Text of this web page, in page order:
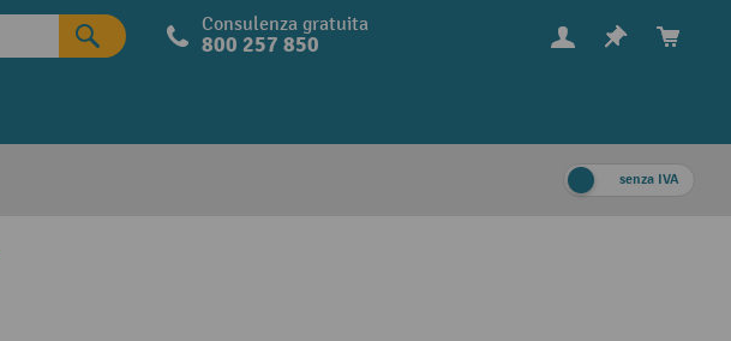
Consulenza gratuita
800 257 850
senza IVA